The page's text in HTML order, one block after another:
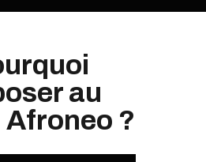
au
Afroneo ?